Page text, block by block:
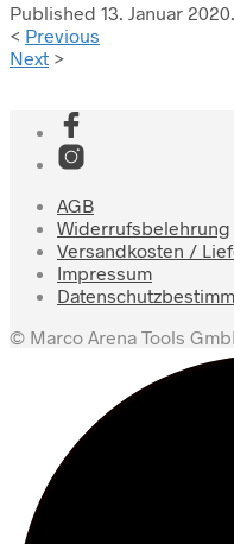
Published 13. Januar 2020
< Previous
Next >
AGB
Widerrufsbelehrung
Versandkosten /
Impressum
© Marco Arena Tools